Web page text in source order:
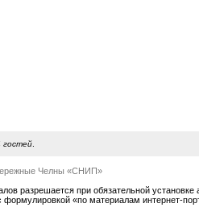
гостей.
Челны «СНИП»
разрешается при обязательной установке
«по материалам интернет-